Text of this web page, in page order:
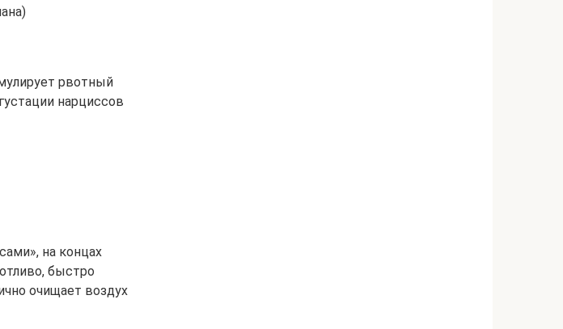
рвотный
нарциссов
на концах
быстро
очищает воздух